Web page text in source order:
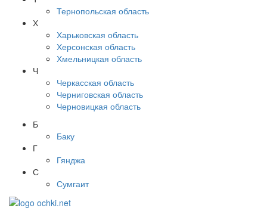
Тернопольская область
Х
Харьковская область
Херсонская область
Хмельницкая область
Ч
Черкасская область
Черниговская область
Черновицкая область
Б
Баку
Г
Гянджа
С
Сумгаит